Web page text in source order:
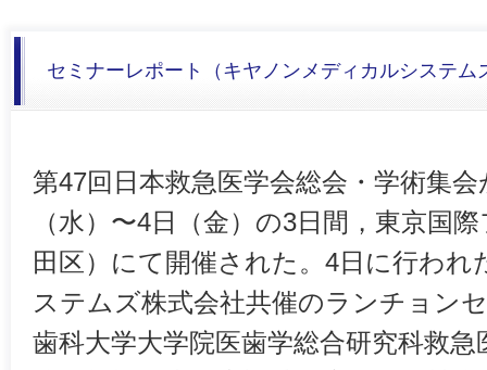
セミナーレポート（キヤノンメディカルシステム
第47回日本救急医学会総会・学術集
（水）〜4日（金）の3日間，東京国
田区）にて開催された。4日に行わ
ステムズ株式会社共催のランチョン
歯科大学大学院医歯学総合研究科救